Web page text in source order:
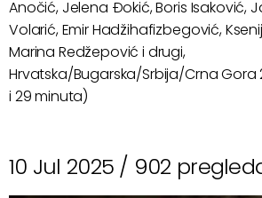
Anočić, Jelena Đokić, Boris Isaković,
Volarić, Emir Hadžihafizbegović,
Marina Redžepović i drugi,
Hrvatska/Bugarska/Srbija/Crna Gora
i 29 minuta)
10 Jul 2025 / 902